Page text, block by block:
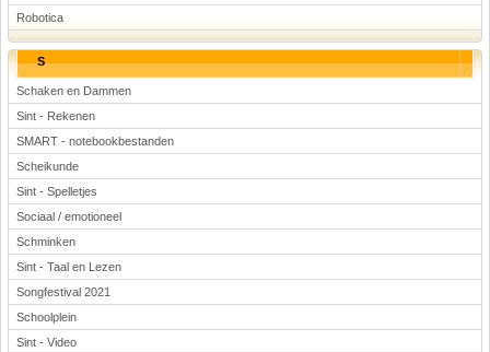
Robotica
S
Schaken en Dammen
Sint - Rekenen
SMART - notebookbestanden
Scheikunde
Sint - Spelletjes
Sociaal / emotioneel
Schminken
Sint - Taal en Lezen
Songfestival 2021
Schoolplein
Sint - Video